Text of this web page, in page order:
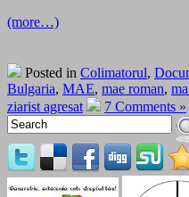
(more…)
Posted in Colimatorul,
Bulgaria, MAE, mae roman,
ziarist agresat
7 Comments »